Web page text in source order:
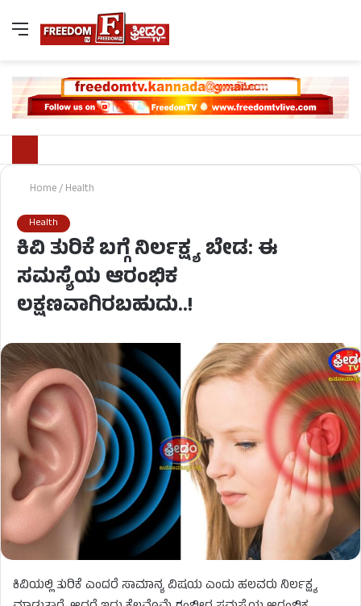
Home/Health
Health
ಕಿವಿ ತುರಿಕೆ ಬಗ್ಗೆ ನಿರ್ಲಕ್ಷ್ಯ ಬೇಡ: ಈ
ಸಮಸ್ಯೆಯ ಆರಂಭಿಕ
ಲಕ್ಷಣವಾಗಿರಬಹುದು..!
ಕಿವಿಯಲ್ಲಿ ತುರಿಕೆ ಎಂದರೆ ಸಾಮಾನ್ಯ ವಿಷಯ ಎಂದು ಹಲವರು ನಿರ್ಲಕ್ಷ್ಯ